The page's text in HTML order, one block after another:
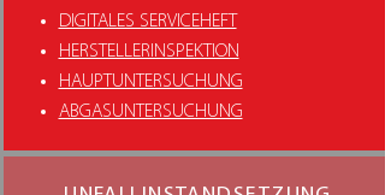
DIGITALES SERVICEHEFT
HERSTELLERINSPEKTION
HAUPTUNTERSUCHUNG
ABGASUNTERSUCHUNG